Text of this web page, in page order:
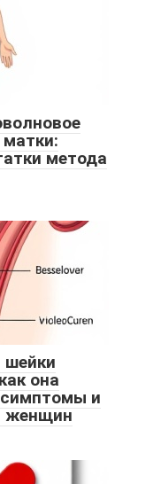
матки:
метода
шейки
она
и
женщин